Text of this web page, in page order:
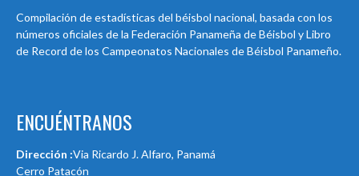
Compilación de estadísticas del béisbol nacional, basada con los
números oficiales de la Federación Panameña de Béisbol y Libro
de Record de los Campeonatos Nacionales de Béisbol Panameño.
ENCUÉNTRANOS
Dirección :Via Ricardo J. Alfaro, Panamá
Cerro Patacón